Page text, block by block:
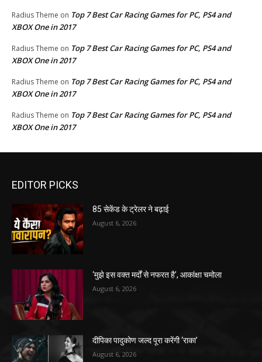
Radius Theme on Top 7 Best Car Racing Games for PC, PS4 and
XBOX One in 2017
Radius Theme on Top 7 Best Car Racing Games for PC, PS4 and
XBOX One in 2017
Radius Theme on Top 7 Best Car Racing Games for PC, PS4 and
XBOX One in 2017
Radius Theme on Top 7 Best Car Racing Games for PC, PS4 and
XBOX One in 2017
EDITOR PICKS
85 सेकेंड के ट्रेलर ने बढ़ाई
August 6, 2026
‘मुझे इस वक्त मर्दों से नफरत है’, आकांक्षा चमोला
August 6, 2026
दीपिका पादुकोण जल्द पूरा करेंगी ‘राका’
August 6, 2026